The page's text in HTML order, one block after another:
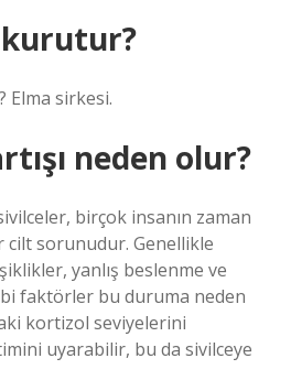
kurutur?
Elma sirkesi.
neden olur?
birçok insanın zaman
cilt sorunudur. Genellikle
yanlış beslenme ve
faktörler bu duruma neden
kortizol seviyelerini
uyarabilir, bu da sivilceye